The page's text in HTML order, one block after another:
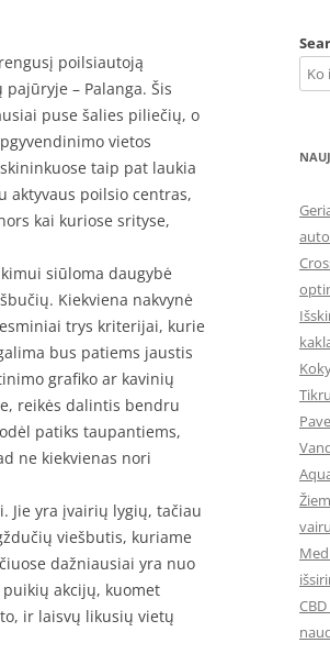
poilsiautoją
– Palanga. Šis
puse šalies piliečių, o
vietos
taip pat laukia
aktyvaus poilsio centras,
kai kuriose srityse,
siūloma daugybė
Kiekviena nakvynė
trys kriterijai, kurie
bus patiems jaustis
grafiko ar kavinių
reikės dalintis bendru
patiks taupantiems,
ne kiekvienas nori
Jie yra įvairių lygių, tačiau
viešbutis, kuriame
dažniausiai yra nuo
akcijų, kuomet
ir laisvų likusių vietų